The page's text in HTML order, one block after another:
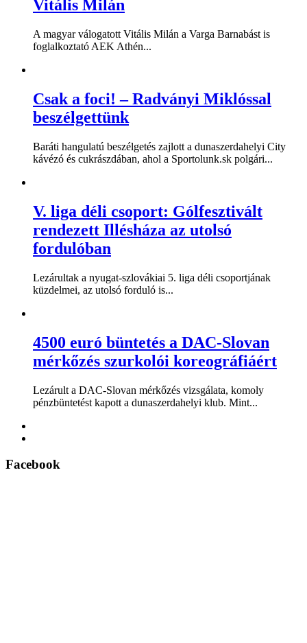
Vitális Milán
A magyar válogatott Vitális Milán a Varga Barnabást is
foglalkoztató AEK Athén...
Csak a foci! – Radványi Miklóssal
beszélgettünk
Baráti hangulatú beszélgetés zajlott a dunaszerdahelyi City
kávézó és cukrászdában, ahol a Sportolunk.sk polgári...
V. liga déli csoport: Gólfesztivált
rendezett Illésháza az utolsó
fordulóban
Lezárultak a nyugat-szlovákiai 5. liga déli csoportjának
küzdelmei, az utolsó forduló is...
4500 euró büntetés a DAC-Slovan
mérkőzés szurkolói koreográfiáért
Lezárult a DAC-Slovan mérkőzés vizsgálata, komoly
pénzbüntetést kapott a dunaszerdahelyi klub. Mint...
Facebook